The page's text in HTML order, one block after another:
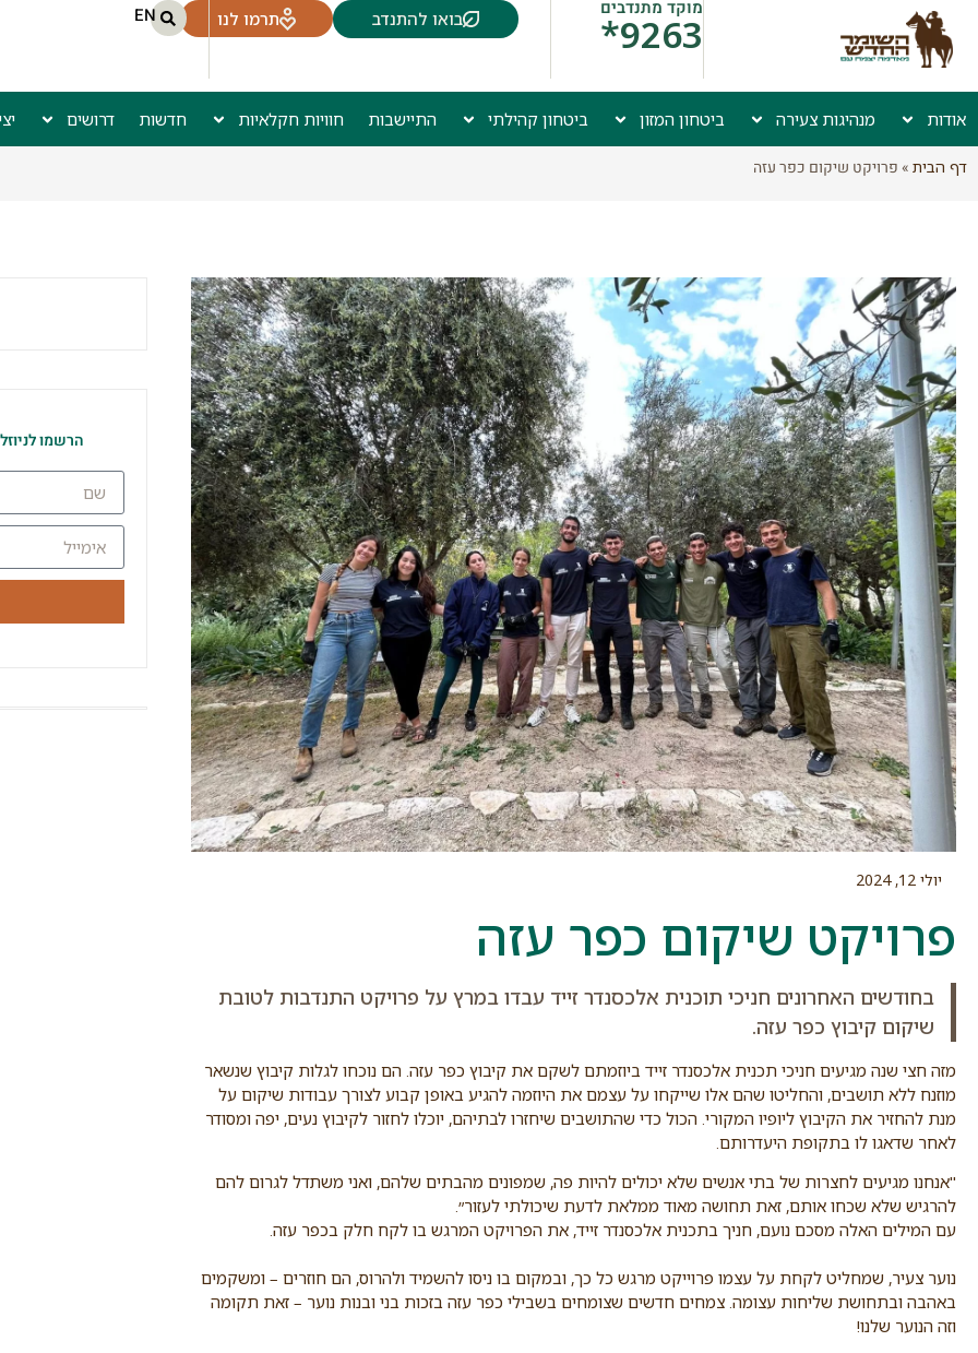
מוקד מתנדבים
9263* בואו להתנדב תרמו לנו EN
אודות מנהיגות צעירה ביטחון המזון ביטחון קהילתי התיישבות חוויות חקלאיות חדשות דרושים
דף הבית »פרויקט שיקום כפר עזה
יולי 12, 2024
פרויקט שיקום כפר עזה
בחודשים האחרונים חניכי תוכנית אלכסנדר זייד עבדו במרץ על פרויקט התנדבות לטובת
שיקום קיבוץ כפר עזה.
מזה חצי שנה מגיעים חניכי תכנית אלכסנדר זייד ביוזמתם לשקם את קיבוץ כפר עזה. הם נוכחו לגלות קיבוץ שנשאר
מוזנח ללא תושבים, והחליטו שהם אלו שייקחו על עצמם את היוזמה להגיע באופן קבוע לצורך עבודות שיקום על
מנת להחזיר את הקיבוץ ליופיו המקורי. הכול כדי שהתושבים שיחזרו לבתיהם, יוכלו לחזור לקיבוץ נעים, יפה ומסודר
לאחר שדאגו לו בתקופת היעדרותם.
"אנחנו מגיעים לחצרות של בתי אנשים שלא יכולים להיות פה, שמפונים מהבתים שלהם, ואני משתדל לגרום להם
להרגיש שלא שכחו אותם, זאת תחושה מאוד ממלאת לדעת שיכולתי לעזור״.
עם המילים האלה מסכם נועם, חניך בתכנית אלכסנדר זייד, את הפרויקט המרגש בו לקח חלק בכפר עזה.
נוער צעיר, שמחליט לקחת על עצמו פרוייקט מרגש כל כך, ובמקום בו ניסו להשמיד ולהרוס, הם חוזרים – ומשקמים
באהבה ובתחושת שליחות עצומה. צמחים חדשים שצומחים בשבילי כפר עזה בזכות בני ובנות נוער – זאת תקומה
וזה הנוער שלנו!
הרשמו